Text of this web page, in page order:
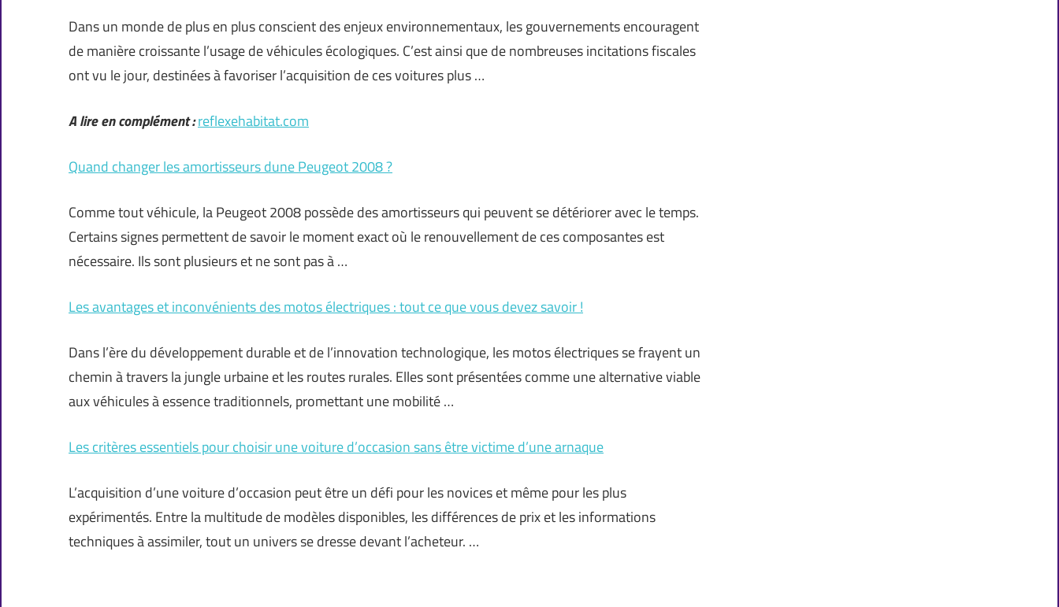
Dans un monde de plus en plus conscient des enjeux environnementaux, les gouvernements encouragent
de manière croissante l’usage de véhicules écologiques. C’est ainsi que de nombreuses incitations fiscales
ont vu le jour, destinées à favoriser l’acquisition de ces voitures plus …
A lire en complément :reflexehabitat.com
Quand changer les amortisseurs dune Peugeot 2008 ?
Comme tout véhicule, la Peugeot 2008 possède des amortisseurs qui peuvent se détériorer avec le temps.
Certains signes permettent de savoir le moment exact où le renouvellement de ces composantes est
nécessaire. Ils sont plusieurs et ne sont pas à …
Les avantages et inconvénients des motos électriques : tout ce que vous devez savoir !
Dans l’ère du développement durable et de l’innovation technologique, les motos électriques se frayent un
chemin à travers la jungle urbaine et les routes rurales. Elles sont présentées comme une alternative viable
aux véhicules à essence traditionnels, promettant une mobilité …
Les critères essentiels pour choisir une voiture d’occasion sans être victime d’une arnaque
L’acquisition d’une voiture d’occasion peut être un défi pour les novices et même pour les plus
expérimentés. Entre la multitude de modèles disponibles, les différences de prix et les informations
techniques à assimiler, tout un univers se dresse devant l’acheteur. …